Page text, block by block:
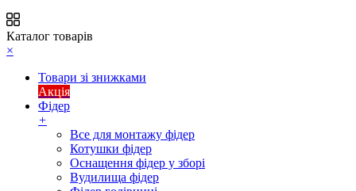
Каталог товарів
×
Товари зі знижками
Акція
Фідер
+
Все для монтажу фідер
Котушки фідер
Оснащення фідер у зборі
Вудилища фідер